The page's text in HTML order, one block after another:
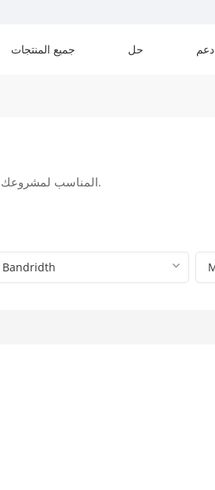
جميع المنتجات حل دعم
بإمكان مهندسونا مساعدتك في اختيار محول PoE المناسب لمشروعك - ما عليك سوى إرسال متطلباتك إلينا.